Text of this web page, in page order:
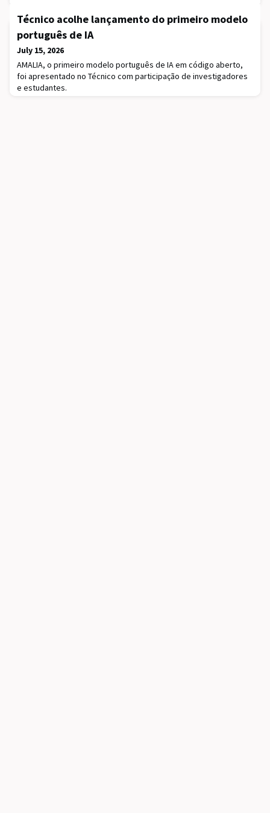
Técnico acolhe lançamento do primeiro modelo
português de IA
July 15, 2026
AMALIA, o primeiro modelo português de IA em código aberto,
foi apresentado no Técnico com participação de investigadores
e estudantes.